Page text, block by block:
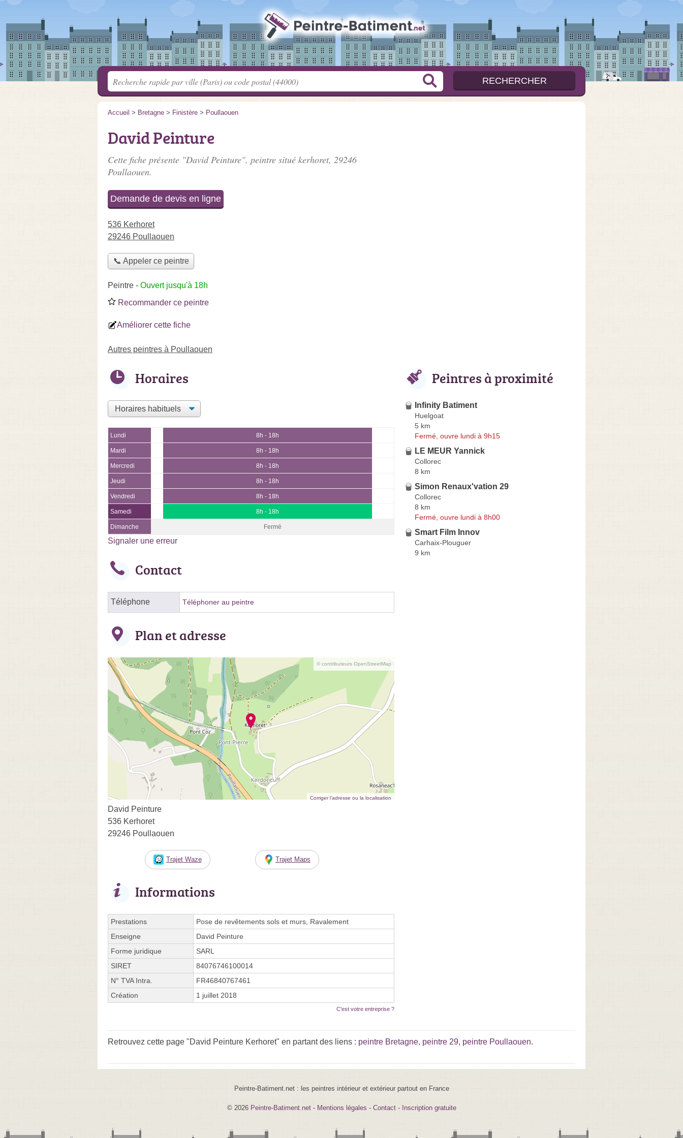
Accueil > Bretagne > Finistère > Poullaouen
David Peinture
Cette fiche présente "David Peinture", peintre situé kerhoret, 29246
Poullaouen.
Demande de devis en ligne
536 Kerhoret
29246 Poullaouen
📞 Appeler ce peintre
Peintre - Ouvert jusqu'à 18h
Recommander ce peintre
Améliorer cette fiche
Autres peintres à Poullaouen
Horaires
Lundi 8h - 18h
Mardi 8h - 18h
Mercredi 8h - 18h
Jeudi 8h - 18h
Vendredi 8h - 18h
Samedi 8h - 18h
Dimanche Fermé
Signaler une erreur
Contact
Téléphone Téléphoner au peintre
Plan et adresse
© contributeurs OpenStreetMap
Corriger l’adresse ou la localisation
David Peinture
536 Kerhoret
29246 Poullaouen
Trajet Waze Trajet Maps
Informations
Prestations
Pose de revêtements sols et murs, Ravalement
Enseigne
David Peinture
Forme juridique
SARL
SIRET
84076746100014
N° TVA Intra.
FR46840767461
Création
1 juillet 2018
C'est votre entreprise ?
Peintres à proximité
Infinity Batiment
Huelgoat
5 km
Fermé, ouvre lundi à 9h15
LE MEUR Yannick
Collorec
8 km
Simon Renaux'vation 29
Collorec
8 km
Fermé, ouvre lundi à 8h00
Smart Film Innov
Carhaix-Plouguer
9 km
Retrouvez cette page "David Peinture Kerhoret" en partant des liens : peintre Bretagne, peintre 29, peintre Poullaouen.
Peintre-Batiment.net : les peintres intérieur et extérieur partout en France
© 2026 Peintre-Batiment.net - Mentions légales - Contact- Inscription gratuite